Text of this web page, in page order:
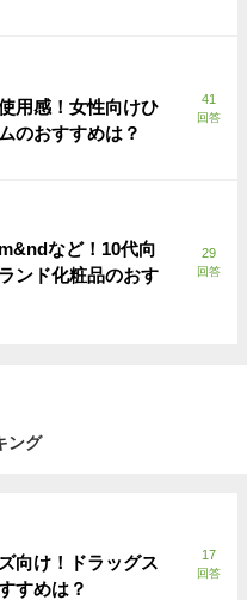
用感！女性向けひ
のおすすめは？
41
回答
など！10代向
ンド化粧品のおす
29
回答
ング
向け！ドラッグス
すめは？
17
回答